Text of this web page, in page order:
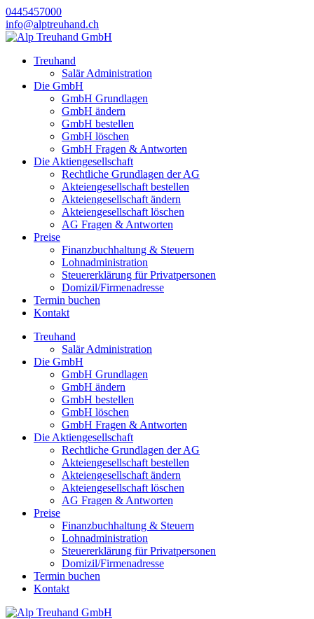
0445457000
info@alptreuhand.ch
Treuhand
Salär Administration
Die GmbH
GmbH Grundlagen
GmbH ändern
GmbH bestellen
GmbH löschen
GmbH Fragen & Antworten
Die Aktiengesellschaft
Rechtliche Grundlagen der AG
Akteiengesellschaft bestellen
Akteiengesellschaft ändern
Akteiengesellschaft löschen
AG Fragen & Antworten
Preise
Finanzbuchhaltung & Steuern
Lohnadministration
Steuererklärung für Privatpersonen
Domizil/Firmenadresse
Termin buchen
Kontakt
Treuhand
Salär Administration
Die GmbH
GmbH Grundlagen
GmbH ändern
GmbH bestellen
GmbH löschen
GmbH Fragen & Antworten
Die Aktiengesellschaft
Rechtliche Grundlagen der AG
Akteiengesellschaft bestellen
Akteiengesellschaft ändern
Akteiengesellschaft löschen
AG Fragen & Antworten
Preise
Finanzbuchhaltung & Steuern
Lohnadministration
Steuererklärung für Privatpersonen
Domizil/Firmenadresse
Termin buchen
Kontakt